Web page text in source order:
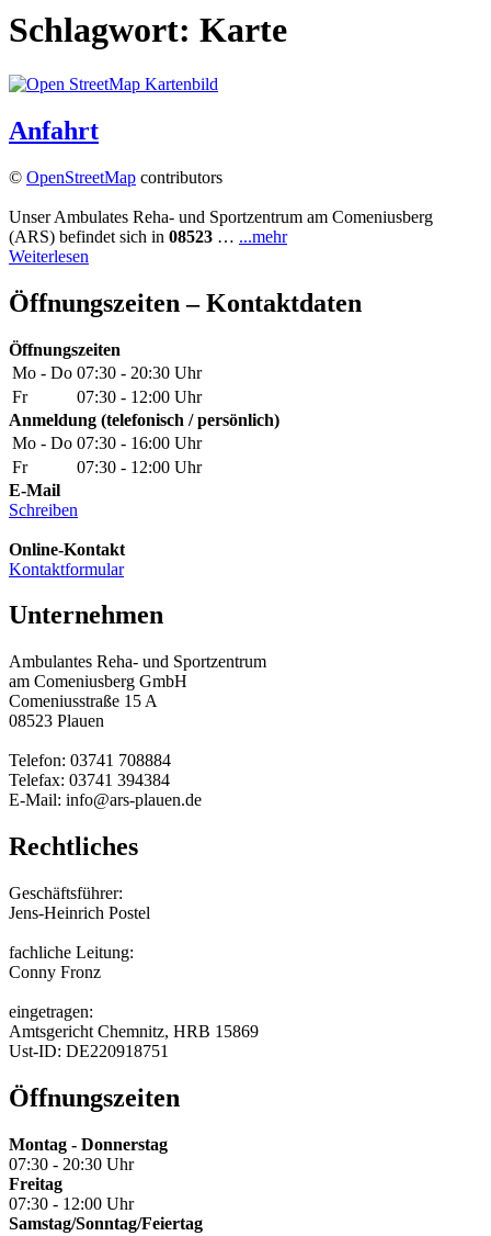
Schlagwort: Karte
Anfahrt
© OpenStreetMap contributors
Unser Ambulates Reha- und Sportzentrum am Comeniusberg
(ARS) befindet sich in 08523 … ...mehr
Weiterlesen
Öffnungszeiten – Kontaktdaten
Öffnungszeiten
Mo - Do 07:30 - 20:30 Uhr
Fr
07:30 - 12:00 Uhr
Anmeldung (telefonisch / persönlich)
Mo - Do 07:30 - 16:00 Uhr
Fr
07:30 - 12:00 Uhr
E-Mail
Schreiben
Online-Kontakt
Kontaktformular
Unternehmen
Ambulantes Reha- und Sportzentrum
am Comeniusberg GmbH
Comeniusstraße 15 A
08523 Plauen
Telefon: 03741 708884
Telefax: 03741 394384
E-Mail: info@ars-plauen.de
Rechtliches
Geschäftsführer:
Jens-Heinrich Postel
fachliche Leitung:
Conny Fronz
eingetragen:
Amtsgericht Chemnitz, HRB 15869
Ust-ID: DE220918751
Öffnungszeiten
Montag - Donnerstag
07:30 - 20:30 Uhr
Freitag
07:30 - 12:00 Uhr
Samstag/Sonntag/Feiertag